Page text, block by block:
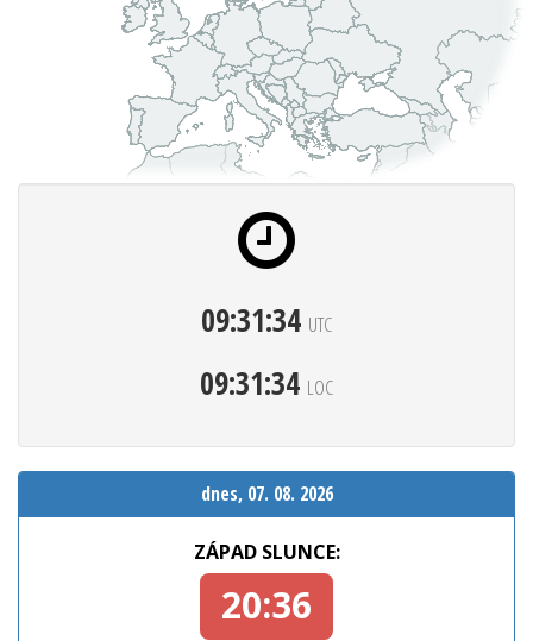
09:31:35 UTC
09:31:35 LOC
dnes, 07. 08. 2026
ZÁPAD SLUNCE:
20:36